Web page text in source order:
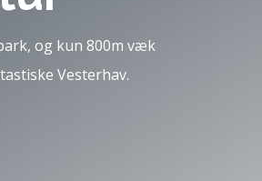
og kun 800m væk
Vesterhav.